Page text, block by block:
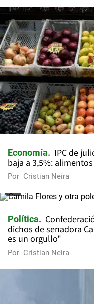
Economía
IPC de
baja a 3,5%:
Por Cristian Neira
Política
dichos de senadora
es un orgullo"
Por Cristian Neira